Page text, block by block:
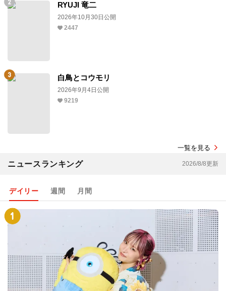
RYUJI 竜二
2026年10月30日公開
2447
白鳥とコウモリ
2026年9月4日公開
9219
一覧を見る
ニュースランキング 2026/8/8更新
デイリー 週間 月間